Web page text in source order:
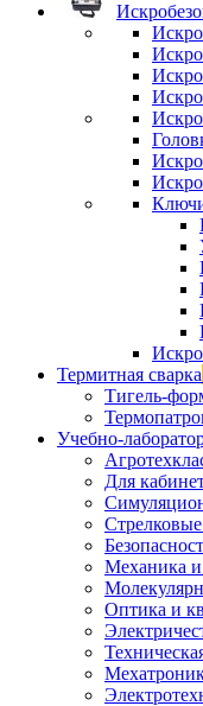
Термитная сварка
Тигель-
Учебно-
Для
Механика и
Оптика и